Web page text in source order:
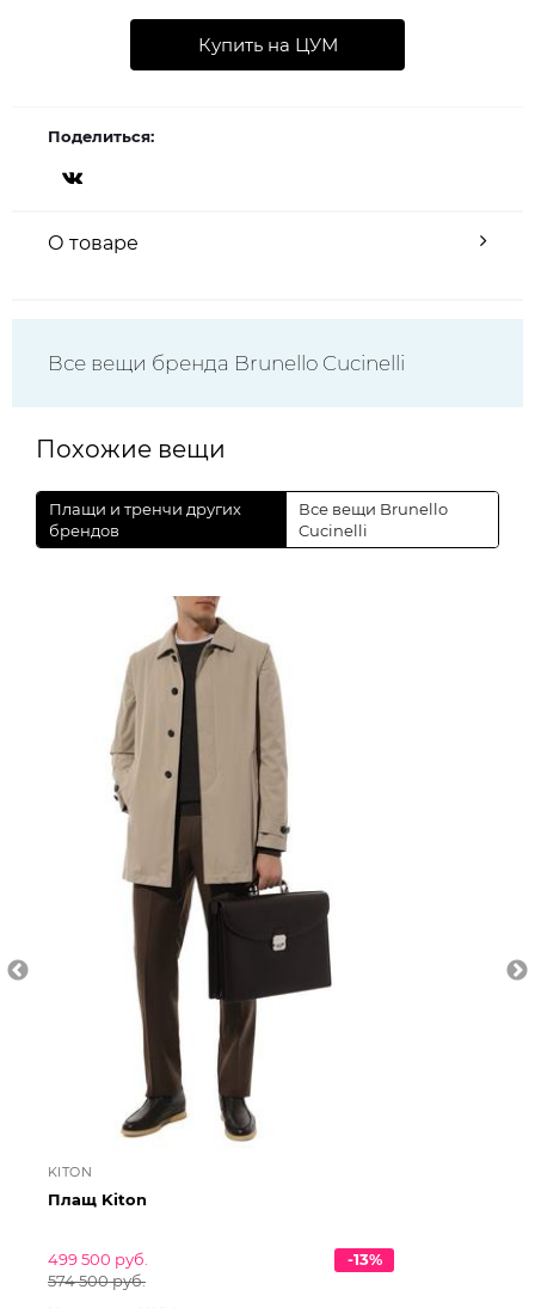
Купить на ЦУМ
Поделиться:
О товаре
Все вещи бренда Brunello Cucinelli
Похожие вещи
Плащи и тренчи других
брендов
Все вещи Brunello
Cucinelli
KITON
Плащ Kiton
499 500 руб.
574 500 руб.
-13%